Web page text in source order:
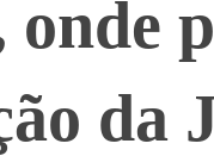
da